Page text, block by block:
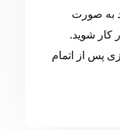
به صورت
کار شوید.
پس از اتمام